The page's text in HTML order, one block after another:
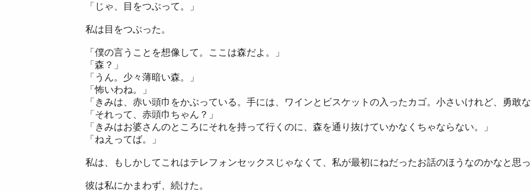
「じゃ、目をつぶって。」
私は目をつぶった。
「僕の言うことを想像して。ここは森だよ。」
「森？」
「うん。少々薄暗い森。」
「怖いわね。」
「きみは、赤い頭巾をかぶっている。手には、ワインとビスケットの入ったカゴ。小さいけれど、勇敢な
「それって、赤頭巾ちゃん？」
「きみはお婆さんのところにそれを持って行くのに、森を通り抜けていかなくちゃならない。」
「ねえってば。」
私は、もしかしてこれはテレフォンセックスじゃなくて、私が最初にねだったお話のほうなのかなと思っ
彼は私にかまわず、続けた。